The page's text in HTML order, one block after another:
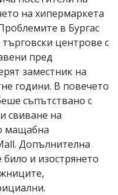
на хипермаркета
в Бургас
центрове с
пред
заместник на
години. В повечето
съпътствано с
свиване на
мащабна
Допълнителна
било и изострянето